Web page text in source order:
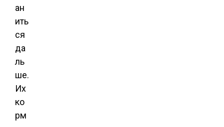
ан
ить
ся
да
ль
ше.
Их
ко
рм